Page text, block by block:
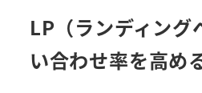
LP（ランディング
い合わせ率を高め